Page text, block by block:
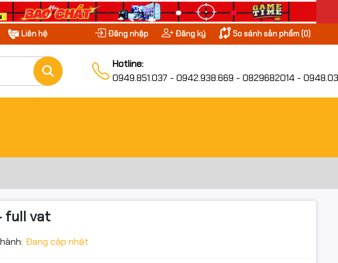
Liên hệ Đăng nhập Đăng ký So sánh sản phẩm (0)
Hotline:
0949.851.037 - 0942.938.669 - 0829682014 -
full vat
Đang cập nhật